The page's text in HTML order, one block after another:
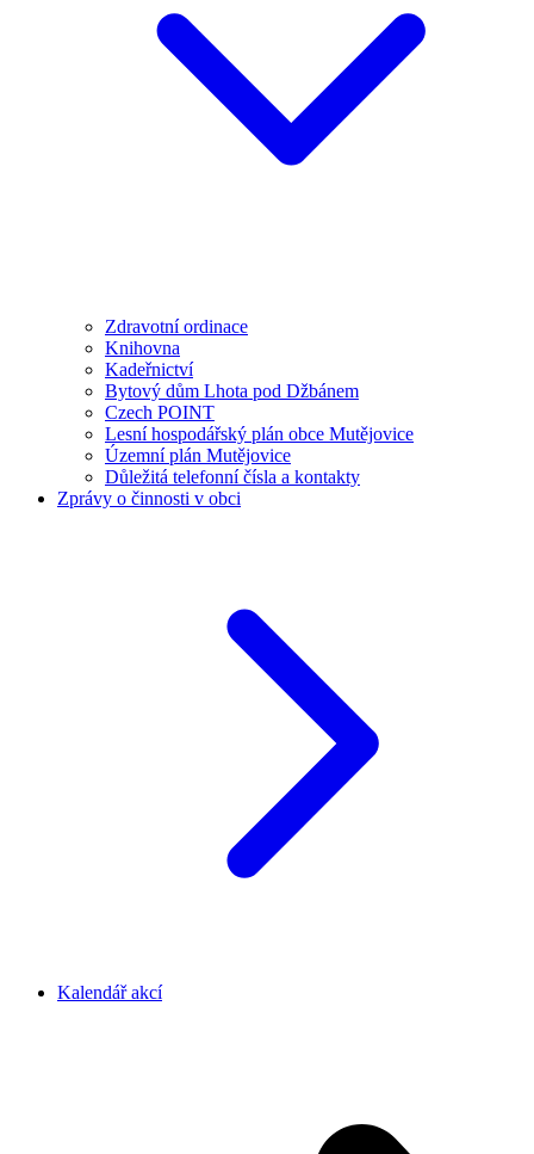
Zdravotní ordinace
Knihovna
Kadeřnictví
Bytový dům Lhota pod Džbánem
Czech POINT
Lesní hospodářský plán obce Mutějovice
Územní plán Mutějovice
Důležitá telefonní čísla a kontakty
Zprávy o činnosti v obci
Kalendář akcí